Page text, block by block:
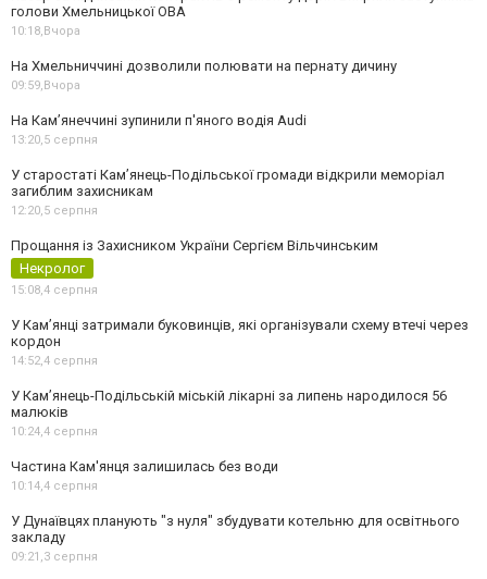
голови Хмельницької ОВА
10:18,Вчора
На Хмельниччині дозволили полювати на пернату дичину
09:59,Вчора
На Камʼянеччині зупинили п'яного водія Audi
13:20,5 серпня
У старостаті Кам’янець-Подільської громади відкрили меморіал
загиблим захисникам
12:20,5 серпня
Прощання із Захисником України Сергієм Вільчинським
Некролог
15:08,4 серпня
У Кам’янці затримали буковинців, які організували схему втечі через
кордон
14:52,4 серпня
У Кам’янець-Подільській міській лікарні за липень народилося 56
малюків
10:24,4 серпня
Частина Кам'янця залишилась без води
10:14,4 серпня
У Дунаївцях планують "з нуля" збудувати котельню для освітнього
закладу
09:21,3 серпня